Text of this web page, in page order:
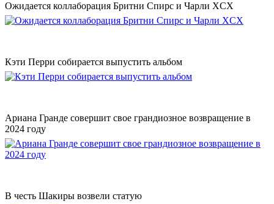
Ожидается коллаборация Бритни Спирс и Чарли XCX
Кэти Перри собирается выпустить альбом
Ариана Гранде совершит свое грандиозное возвращение в
2024 году
В честь Шакиры возвели статую